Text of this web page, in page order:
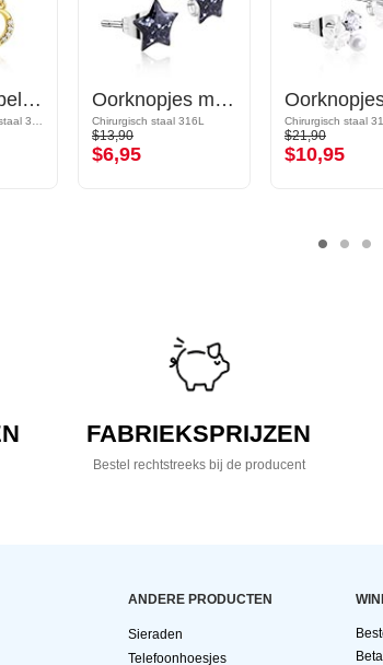
Huggie oorbellen met Crescent en Kristallen ster Oorknopjes met ster-motief
Chirurgisch staal 316L
$13,90
$6,95
Chirurgisch staal
$21,90
$10,95
FABRIEKSPRIJZEN
Bestel rechtstreeks bij de producent
ANDERE PRODUCTEN
Sieraden
Telefoonhoesjes